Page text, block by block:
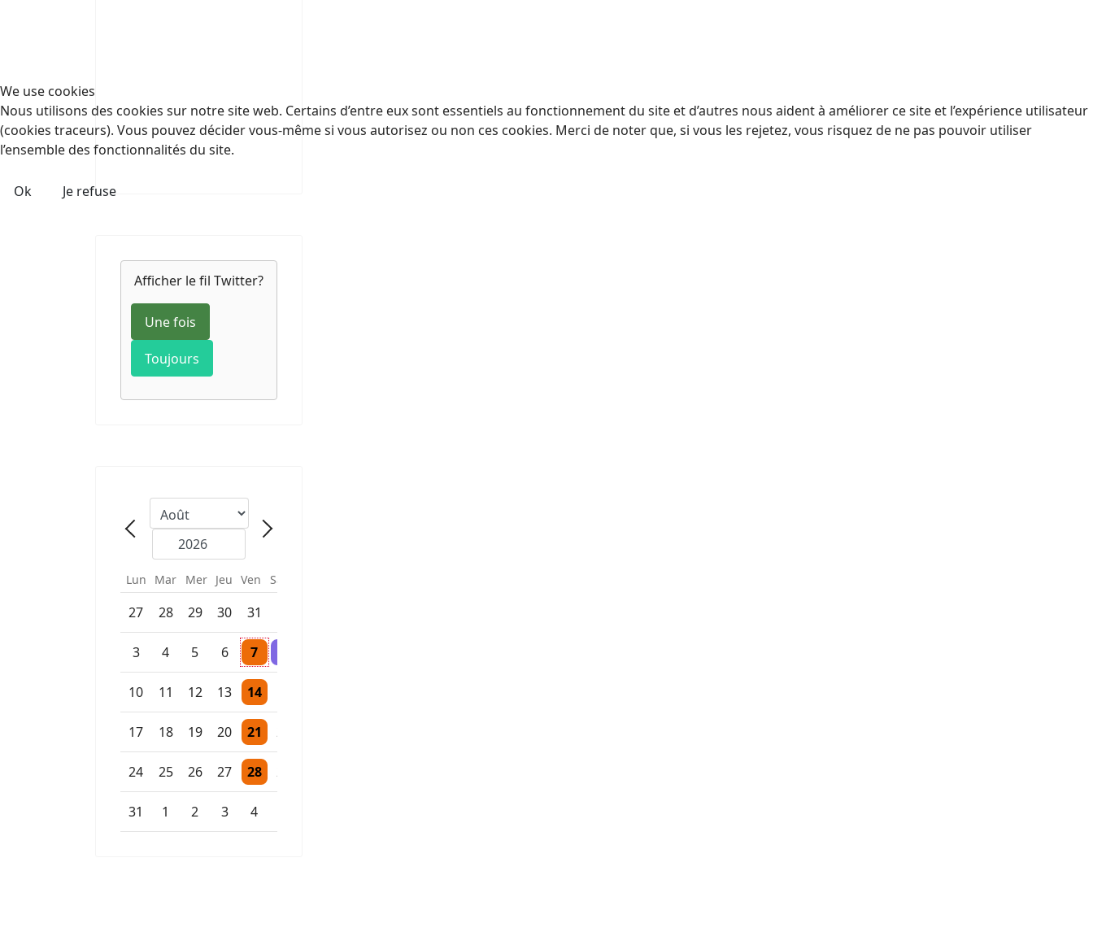
Afficher le fil Twitter?
Une fois
Toujours
Précédent - Mois
Année
Suivant - Mois
Lun Mar Mer Jeu Ven Sam
27 28 29 30 31
Un évènement
3 4 5 6 7
Un évènement
Un évènement
10 11 12 13 14
Un évènement
17 18 19 20 21
Un évènement
22
24 25 26 27 28
Un évènement
29
31 1 2 3 4
Un évènement
We use cookies
Nous utilisons des cookies sur notre site web. Certains d’entre eux sont essentiels au fonctionnement du site et d’autres nous aident à améliorer ce site et l’expérience utilisateur
(cookies traceurs). Vous pouvez décider vous-même si vous autorisez ou non ces cookies. Merci de noter que, si vous les rejetez, vous risquez de ne pas pouvoir utiliser
l’ensemble des fonctionnalités du site.
Ok Je refuse